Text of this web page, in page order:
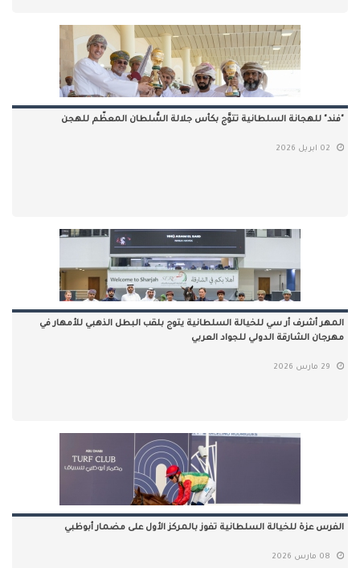
"فند" للهجانة السلطانية تتوَّج بكأس جلالة السُّلطان المعظّم للهجن
02 ابريل 2026
المهر أشرف أر سي للخيالة السلطانية يتوج بلقب البطل الذهبي للأمهار في
مهرجان الشارقة الدولي للجواد العربي
29 مارس 2026
الفرس عزة للخيالة السلطانية تفوز بالمركز الأول على مضمار أبوظبي
08 مارس 2026